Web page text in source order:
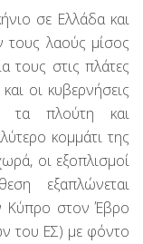
σε Ελλάδα και
τους λαούς μίσος
τους στις πλάτες
οι κυβερνήσεις
τα πλούτη και
κομμάτι της
οι εξοπλισμοί
εξαπλώνεται
Κύπρο στον Έβρο
του ΕΣ) με φόντο